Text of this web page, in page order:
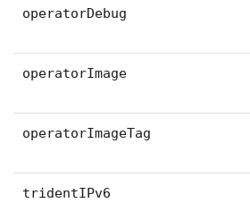
operatorDebug
operatorImage
operatorImageTag
tridentIPv6